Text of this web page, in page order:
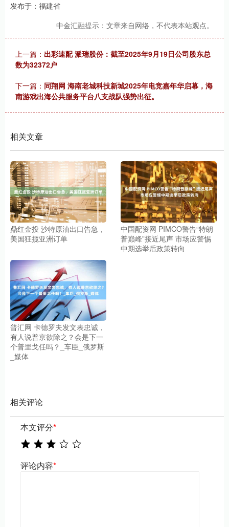
发布于：福建省
中金汇融提示：文章来自网络，不代表本站观点。
上一篇： 出彩速配 派瑞股份：截至2025年9月19日公司股东总
数为32372户
下一篇： 同翔网 海南老城科技新城2025年电竞嘉年华启幕，海
南游戏出海公共服务平台八支战队强势出征。
相关文章
鼎红金投 沙特原油出口告急，
美国狂揽亚洲订单
中国配资网 PIMCO警告“特朗
普巅峰”接近尾声 市场应警惕
中期选举后政策转向
普汇网 卡德罗夫发文表忠诚，
有人说普京欲除之？会是下一
个普里戈任吗？_车臣_俄罗斯
_媒体
相关评论
本文评分*
评论内容*